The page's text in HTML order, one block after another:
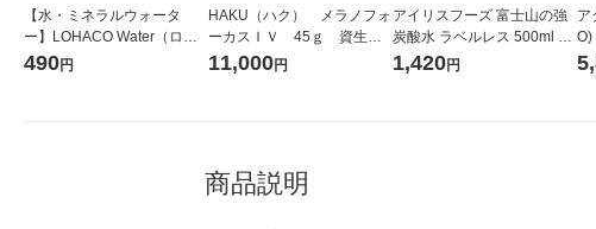
【水・ミネラルウォータ
ー】LOHACO Water（ロハ
コウォーター）2L ラベルレ
490円
HAKU（ハク） メラノフォ
ーカスＩＶ 45ｇ 資生
堂 おまけ付き
11,000円
アイリスフーズ 富士山の強
炭酸水 ラベルレス 500ml 1
箱（24本入）
1,420円
ア
O)
ガ
商品説明